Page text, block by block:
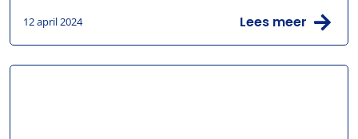
12 april 2024 Lees meer